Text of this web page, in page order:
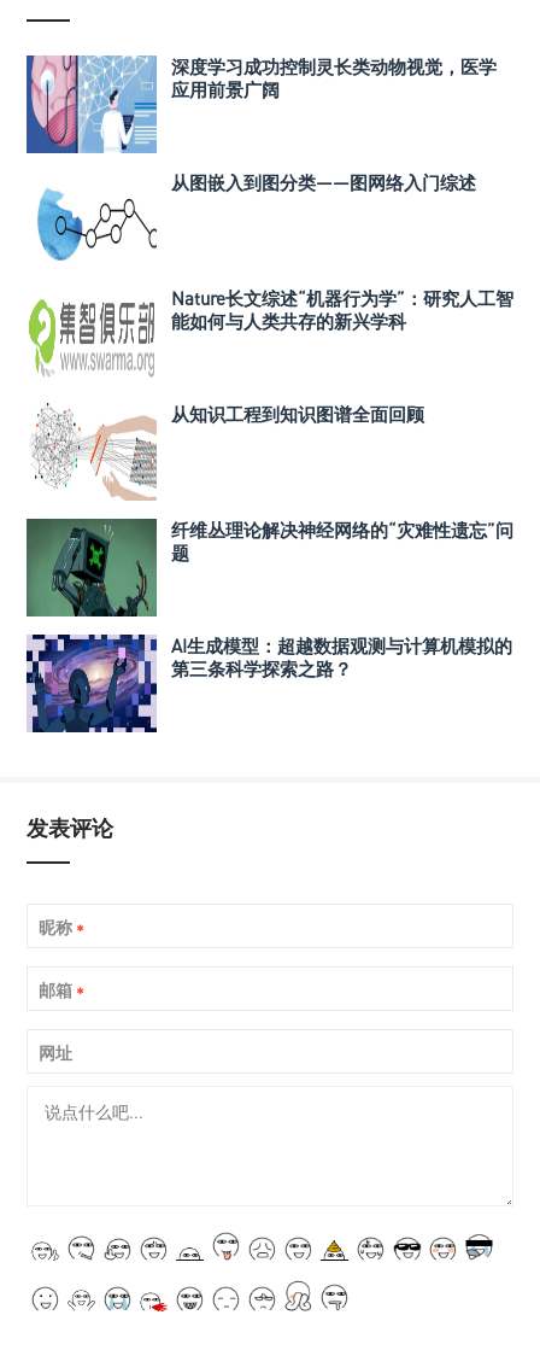
深度学习成功控制灵长类动物视觉，医学
应用前景广阔
从图嵌入到图分类——图网络入门综述
Nature长文综述“机器行为学”：研究人工智
能如何与人类共存的新兴学科
从知识工程到知识图谱全面回顾
纤维丛理论解决神经网络的“灾难性遗忘”问
题
AI生成模型：超越数据观测与计算机模拟的
第三条科学探索之路？
发表评论
昵称 *
邮箱 *
网址